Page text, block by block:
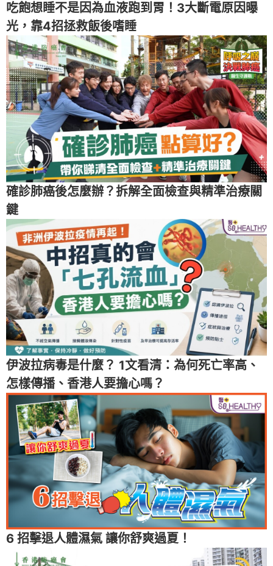
吃飽想睡不是因為血液跑到胃！3大斷電原因曝
光，靠4招拯救飯後嗜睡
確診肺癌後怎麼辦？拆解全面檢查與精準治療關
鍵
伊波拉病毒是什麼？ 1文看清：為何死亡率高、
怎樣傳播、香港人要擔心嗎？
6 招擊退人體濕氣 讓你舒爽過夏！